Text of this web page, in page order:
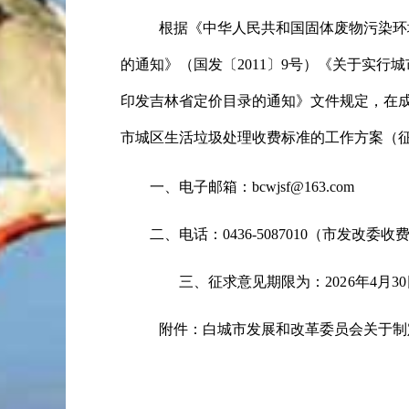
根据《中华人民共和国固体废物污染
的通知》（国发〔 2011 〕 9号）《关于实行
印发吉林省定价目录的通知》 文件规定，在
市城区生活垃圾处理收费标准的工作方案（
一、电子邮箱： bcwjsf@163.com
二、电话： 0436-5087010 （市发改委收
三、征求意见期限为 ：2026年4月
附件：白城市发展和改革委员会关于